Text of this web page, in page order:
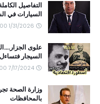
التفاصيل
السيارات في
1/31/2026 12:22:00 ص
علوى
السيجار
7/17/2024 10:46:00 ص
وزارة الصحة
بالمحافظات